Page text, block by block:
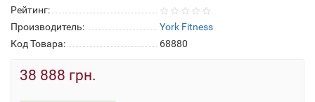
Рейтинг:
Производитель:
York Fitness
Код Товара:
68880
38 888 грн.